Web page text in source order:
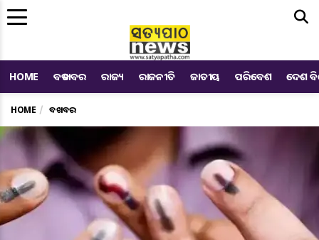
HOME ବଡ ଖବର ରାଜ୍ୟ ରାଜନୀତି ଜାତୀୟ ପରିବେଶ ଦେଶ
HOME ବଡ ଖବର